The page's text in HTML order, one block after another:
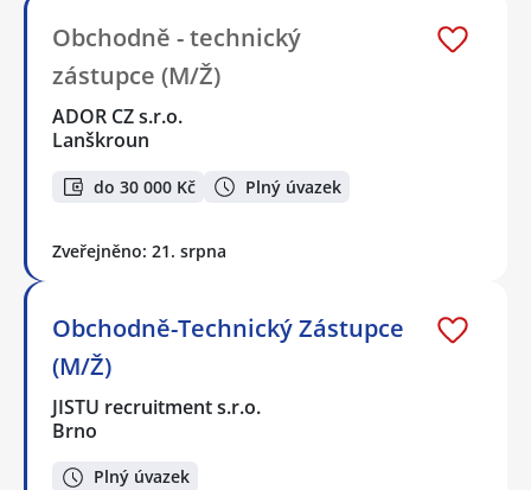
Obchodně - technický
zástupce (M/Ž)
ADOR CZ s.r.o.
Lanškroun
do 30 000 Kč Plný úvazek
Zveřejněno: 21. srpna
Obchodně-Technický Zástupce
(M/Ž)
JISTU recruitment s.r.o.
Brno
Plný úvazek